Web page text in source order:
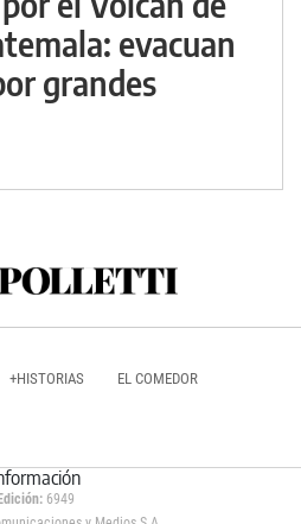
evacuan
grandes
+HISTORIAS EL COMEDOR
Edición: 6949